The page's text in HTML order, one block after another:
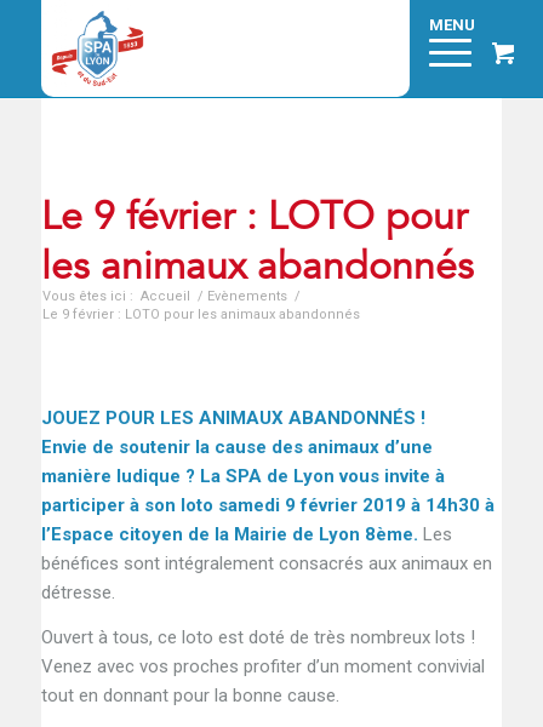
Le 9 février : LOTO pour
les animaux abandonnés
Vous êtes ici : Accueil / Evènements /
Le 9 février : LOTO pour les animaux abandonnés
JOUEZ POUR LES ANIMAUX ABANDONNÉS !
Envie de soutenir la cause des animaux d’une
manière ludique ? La SPA de Lyon vous invite à
participer à son loto samedi 9 février 2019 à 14h30 à
l’Espace citoyen de la Mairie de Lyon 8ème. Les
bénéfices sont intégralement consacrés aux animaux en
détresse.
Ouvert à tous, ce loto est doté de très nombreux lots !
Venez avec vos proches profiter d’un moment convivial
tout en donnant pour la bonne cause.